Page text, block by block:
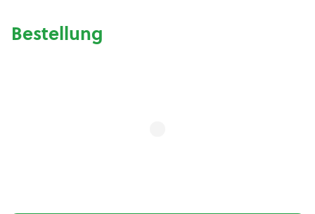
Bestellung